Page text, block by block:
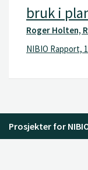
bruk i
Roger Holten,
NIBIO Rapport,
Prosjekter for